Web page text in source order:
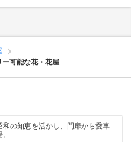
可能な花・花屋
和の知恵を活かし、門扉から愛車